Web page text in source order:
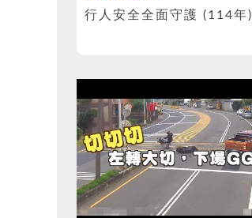
行人安全全面守護 (114年)